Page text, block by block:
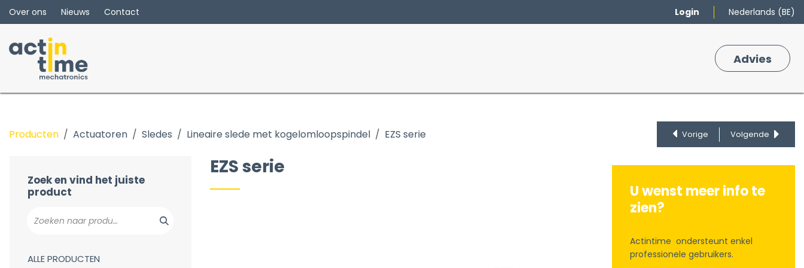
Overslaan naar inhoud
Over ons Nieuws Contact Login Nederlands (BE)
Adv​ies
MGBS series
MTV series
CTV series
Producten Actuatoren Sledes Lineaire slede met kogelomloopspindel EZS serie Vorige Volgende
Zoek en vind het juiste
product
ALLE PRODUCTEN
EZS serie
U wenst meer info te
zien?
Actintime ondersteunt enkel
professionele gebruikers.